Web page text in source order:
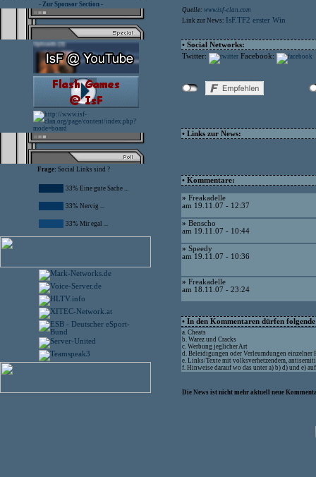
- Zur Sponsor Section -
Frage: Social Links sind ?
33% Eine gute Sache ...
33% Nervig ...
33% Mir egal ...
Quelle: www.isf-clan.com
Link zur News:
IsF.TF2 erster Win
• Social Networks:
Twitter:
Facebook:
• Links zur News:
• Kommentare:
» Freakadelle
am 19.11.07 - 12:37
» Benscho
am 19.11.07 - 10:44
» Speedy
am 19.11.07 - 10:36
» Freakadelle
am 18.11.07 - 23:24
• In den Kommentaren dürfen
a. Cheats
b. Warez und Cracks
c. Werbung jeglicher Art
d. Beleidigungen oder Verleumdungen einzelner
e. Links/Texte mit volksverhetzendem,
f. Hinweise darauf wo das unter a) b) d) und e)
Die News ist nicht mehr aktuell neue